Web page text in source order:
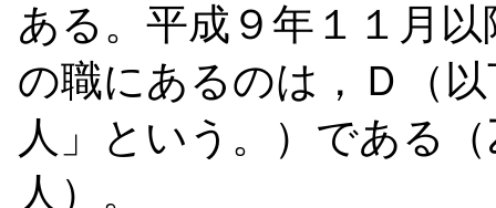
ある。平成９年１１月
の職にあるのは，Ｄ（
人」という。）である
人）。